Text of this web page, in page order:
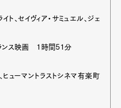
ト、セイヴィア・サミュエル、ジェ
ンス映画 1時間51分
ューマントラストシネマ有楽町